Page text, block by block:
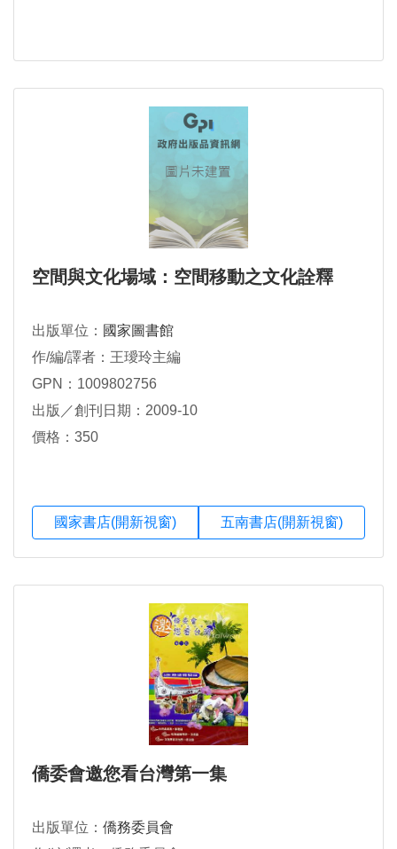
空間與文化場域：空間移動之文化詮釋
出版單位： 國家圖書館
作/編/譯者：王璦玲主編
GPN：1009802756
出版／創刊日期：2009-10
價格：350
國家書店(開新視窗) 五南書店(開新視窗)
僑委會邀您看台灣第一集
出版單位： 僑務委員會